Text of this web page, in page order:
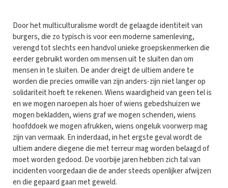
Door het multiculturalisme wordt de gelaagde identiteit van
burgers, die zo typisch is voor een moderne samenleving,
verengd tot slechts een handvol unieke groepskenmerken die
eerder gebruikt worden om mensen uit te sluiten dan om
mensen in te sluiten. De ander dreigt de ultiem andere te
worden die precies omwille van zijn anders-zijn niet langer op
solidariteit hoeft te rekenen. Wiens waardigheid van geen tel is
en we mogen naroepen als hoer of wiens gebedshuizen we
mogen bekladden, wiens graf we mogen schenden, wiens
hoofddoek we mogen afrukken, wiens ongeluk voorwerp mag
zijn van vermaak. En inderdaad, in het ergste geval wordt de
ultiem andere diegene die met terreur mag worden belaagd of
moet worden gedood. De voorbije jaren hebben zich tal van
incidenten voorgedaan die de ander steeds openlijker afwijzen
en die gepaard gaan met geweld.